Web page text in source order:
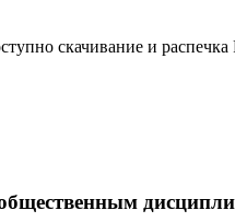
скачивание и